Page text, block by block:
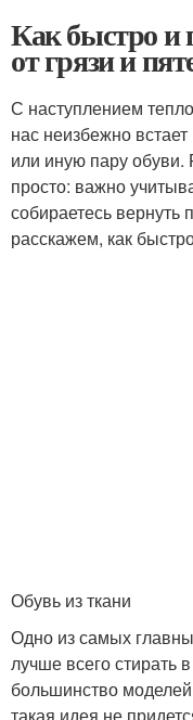
Как быстро и
от грязи и
С наступлением
нас неизбежно
или иную пару обуви.
просто: важно
собираетесь
расскажем, как
Обувь из ткани
Одно из самых
лучше всего стирать
большинство